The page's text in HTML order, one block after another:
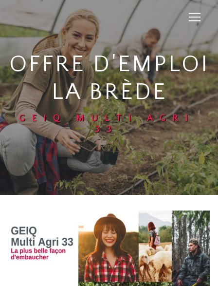
OFFRE D'EMPLOI
LA BRÈDE
GEIQ MULTI AGRI
33
Panneau de gestion des cookies